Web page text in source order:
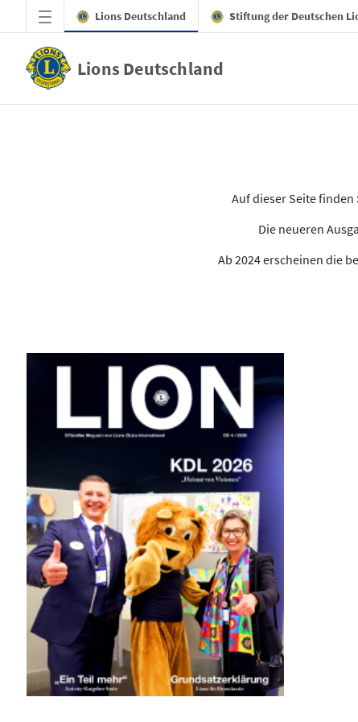
Zum Hauptinhalt springen
Lions Deutschland Stiftung der Deutschen
Lions Deutschland
Auf dieser Seite finden
Die neueren
Ab 2024 erscheinen die